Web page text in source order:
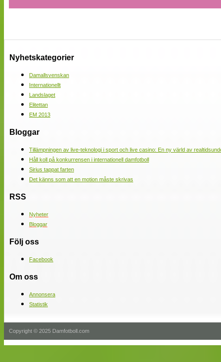
Nyhetskategorier
Damallsvenskan
Internationellt
Landslaget
Elitettan
EM 2013
Bloggar
Tillämpningen av live-teknologi i sport och live casino: En ny värld av
Håll koll på konkurrensen i internationell damfotboll
Sirius tappat farten
Det känns som att en motion måste skrivas
RSS
Nyheter
Bloggar
Följ oss
Facebook
Om oss
Annonsera
Statistik
Copyright © 2025 Damfotboll.com